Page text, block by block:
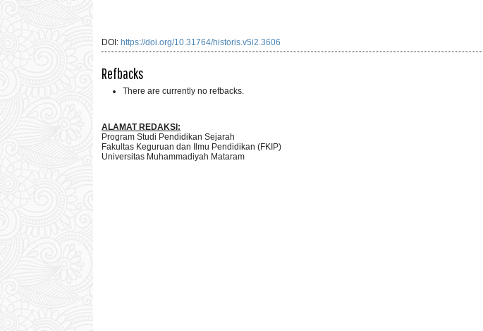
DOI: https://doi.org/10.31764/historis.v5i2.3606
Refbacks
There are currently no refbacks.
ALAMAT REDAKSI:
Program Studi Pendidikan Sejarah
Fakultas Keguruan dan Ilmu Pendidikan (FKIP)
Universitas Muhammadiyah Mataram